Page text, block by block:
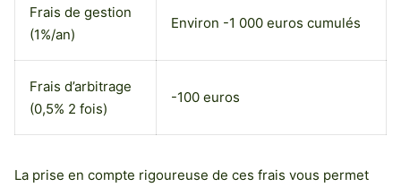
Frais de gestion
(1%/an)
Environ -1 000 euros cumulés
Frais d’arbitrage
(0,5% 2 fois)
-100 euros
La prise en compte rigoureuse de ces frais vous permet